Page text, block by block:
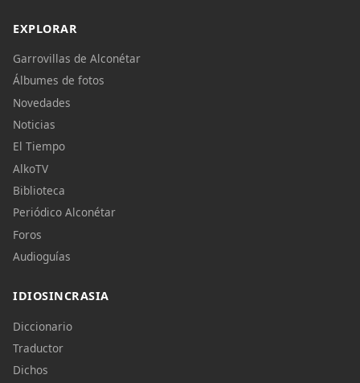
EXPLORAR
Garrovillas de Alconétar
Álbumes de fotos
Novedades
Noticias
El Tiempo
AlkoTV
Biblioteca
Periódico Alconétar
Foros
Audioguías
IDIOSINCRASIA
Diccionario
Traductor
Dichos